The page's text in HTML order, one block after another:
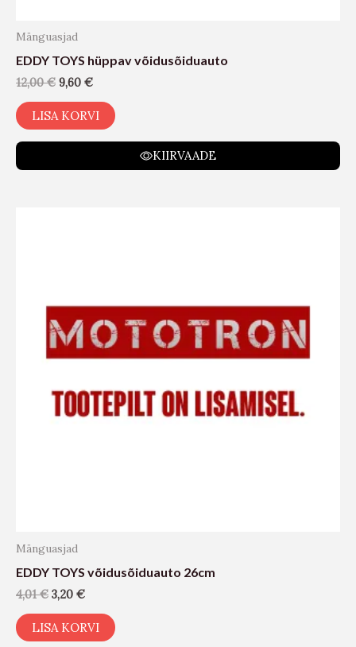
Mänguasjad
EDDY TOYS hüppav võidusõiduauto
12,00€ 9,60 €
LISA KORVI
KIIRVAADE
Mänguasjad
EDDY TOYS võidusõiduauto 26cm
4,01€ 3,20 €
LISA KORVI